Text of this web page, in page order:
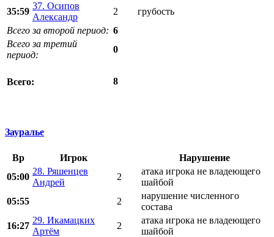
35:59
37. Осипов
Александр
2
грубость
Всего за второй период: 6
Всего за третий
период:
0
Всего: 8
Зауралье
Вр Игрок
Нарушение
05:00
28. Ряшенцев
Андрей
2
атака игрока не владеющего
шайбой
05:55
2
нарушение численного
состава
16:27
29. Икамацких
Артём
2
атака игрока не владеющего
шайбой